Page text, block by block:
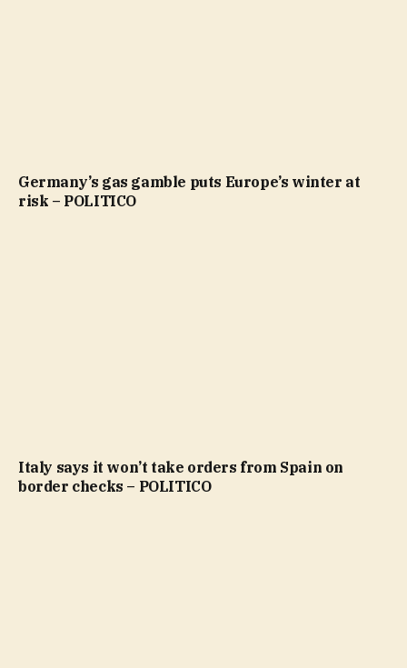
Germany’s gas gamble puts Europe’s winter at
risk – POLITICO
Italy says it won’t take orders from Spain on
border checks – POLITICO